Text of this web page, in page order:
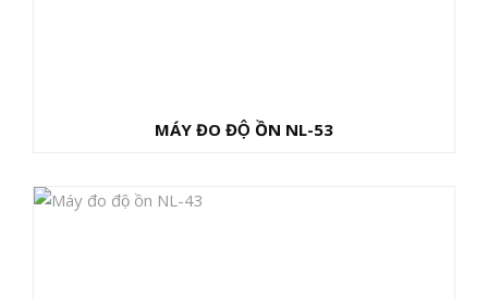
MÁY ĐO ĐỘ ỒN NL-53